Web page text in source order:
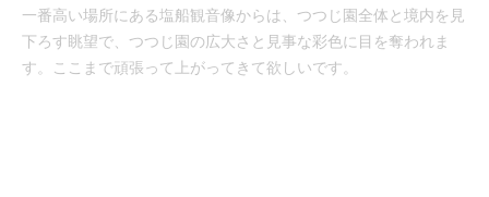
一番高い場所にある塩船観音像からは、つつじ園全体と境内を見
下ろす眺望で、つつじ園の広大さと見事な彩色に目を奪われま
す。ここまで頑張って上がってきて欲しいです。